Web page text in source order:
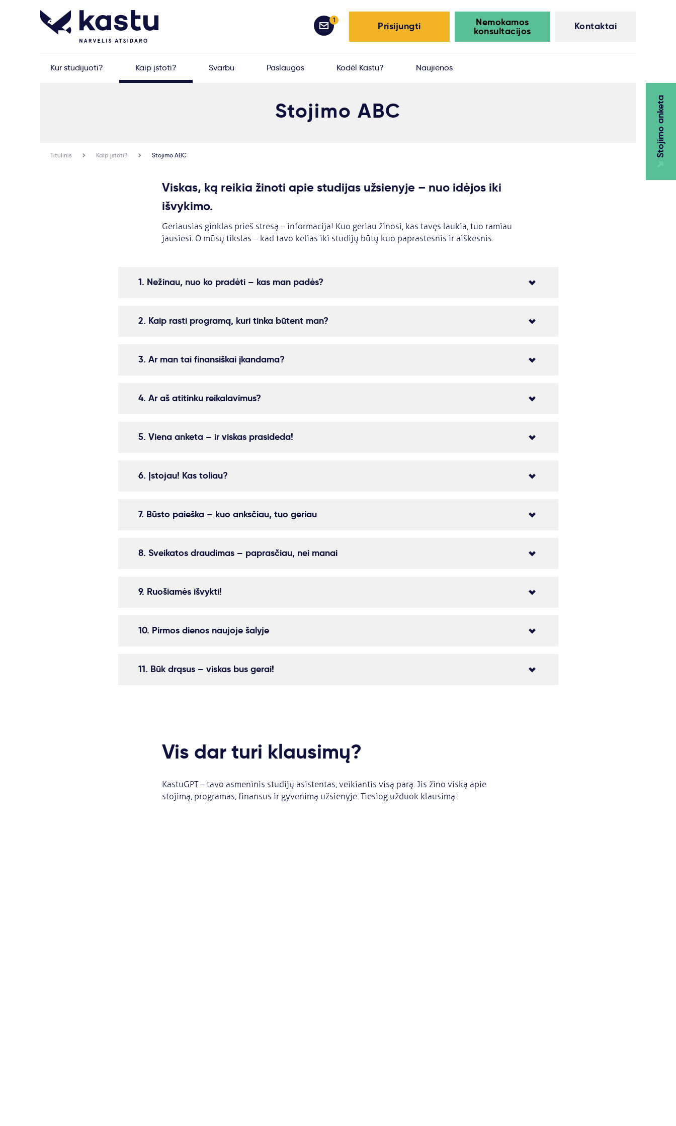
Kontaktai
Nemokamos
konsultacijos
Prisijungti
1
Stojimo anketa
Kur studijuoti? Kaip įstoti? Svarbu Paslaugos Kodėl Kastu? Naujienos
Stojimo ABC
Titulinis Kaip įstoti? Stojimo ABC
Viskas, ką reikia žinoti apie studijas užsienyje – nuo idėjos iki
išvykimo.
Geriausias ginklas prieš stresą – informacija! Kuo geriau žinosi, kas tavęs laukia, tuo ramiau
jausiesi. O mūsų tikslas – kad tavo kelias iki studijų būtų kuo paprastesnis ir aiškesnis.
1. Nežinau, nuo ko pradėti – kas man padės?
2. Kaip rasti programą, kuri tinka būtent man?
3. Ar man tai finansiškai įkandama?
4. Ar aš atitinku reikalavimus?
5. Viena anketa – ir viskas prasideda!
6. Įstojau! Kas toliau?
7. Būsto paieška – kuo anksčiau, tuo geriau
8. Sveikatos draudimas – paprasčiau, nei manai
9. Ruošiamės išvykti!
10. Pirmos dienos naujoje šalyje
11. Būk drąsus – viskas bus gerai!
Vis dar turi klausimų?
KastuGPT – tavo asmeninis studijų asistentas, veikiantis visą parą. Jis žino viską apie
stojimą, programas, finansus ir gyvenimą užsienyje. Tiesiog užduok klausimą: